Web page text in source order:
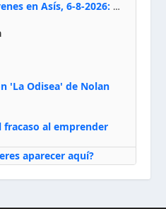
Papa León Xiv a los jóvenes en Asís, 6-8-2026: «De san Francisco aprendan la radicalidad evangélica: no los vuelve ciegos ni violentos, sino sensibles, atentos, siempre en el seguimiento de Jesús, humildes y acogiendo a todos»
'La Odisea' de Nolan
al emprender
aparecer aquí?